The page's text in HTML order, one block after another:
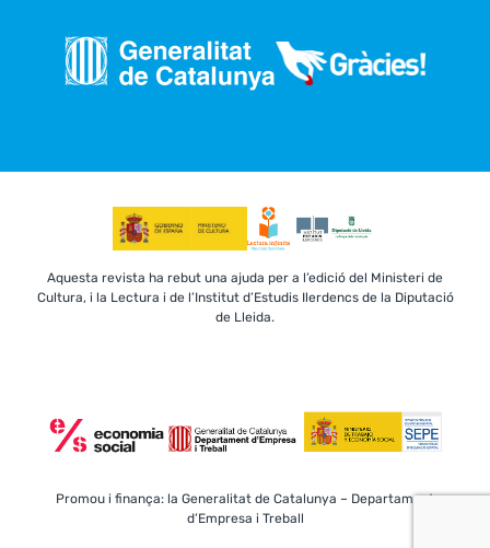
Aquesta revista ha rebut una ajuda per a l’edició del Ministeri de
Cultura, i la Lectura i de l’Institut d’Estudis Ilerdencs de la Diputació
de Lleida.
Promou i finança: la Generalitat de Catalunya – Departament
d’Empresa i Treball